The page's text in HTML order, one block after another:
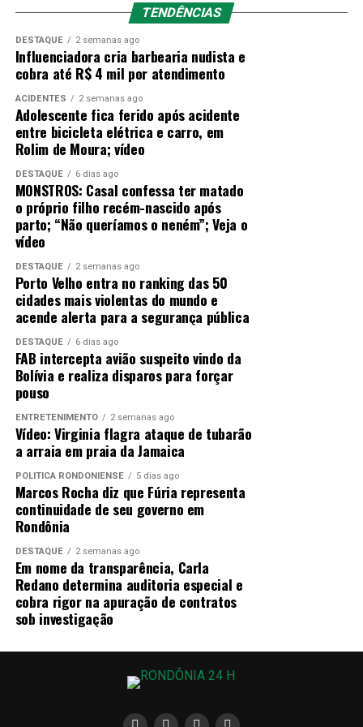
Fonte:Rondoniaovivo
RELATED TOPICS:
UP NEXT
Trump promete aumentar tarifas após decisão judicial e
anuncia nova política tarifária global
DON'T MISS
Acordo amplia vendas agrícolas aos EUA
10% para 15%, em resposta a uma decisão
Suprema Corte dos EUAque limitou parte de sua
autoridade tarifária.
Segundo o próprio Trump, a medida foi tomada
uma análise detalhada”
ele afirmou que a nova alíquota está dentro dos limites
legais permitidos por outra legislação comercial dos
Estados Unidos.
📌O que motivou a mudança
Na última sexta-feira, a Suprema Corte norte-americana
derrubou uma série de tarifas amplas impostas pelo
governo Trump, argumentando que o uso da lei de 1977
(International Emergency Economic Powers Act –
IEEPA), invocada inicialmente para justificar essas taxas,
ultrapassou a autoridade do presidente.
Em reação, Trump criticou a decisão
como “extraordinariamente anti-americana”
afirmou que continuará a adotar novas tarifas usando
outras bases legais, como a
Comércio de 1974, que permite taxas de até 15% sob
certas condições.
📊Como será a nova tarifa
A tarifa global de importação foi elevada
para15%, com efeito imediato — o nível máximo
permitido por essa legislação alternativa.
Trump afirmou que nas próximas semanas a
comercial conforme sua estratégia de
TENDÊNCIAS
DESTAQUE 2 semanas ago
Influenciadora cria barbearia nudista e
cobra até R$ 4 mil por atendimento
ACIDENTES 2 semanas ago
Adolescente fica ferido após acidente
entre bicicleta elétrica e carro, em
Rolim de Moura; vídeo
DESTAQUE 6 dias ago
MONSTROS: Casal confessa ter matado
o próprio filho recém-nascido após
parto; “Não queríamos o neném”; Veja o
vídeo
DESTAQUE 2 semanas ago
Porto Velho entra no ranking das 50
cidades mais violentas do mundo e
acende alerta para a segurança pública
DESTAQUE 6 dias ago
FAB intercepta avião suspeito vindo da
Bolívia e realiza disparos para forçar
pouso
ENTRETENIMENTO 2 semanas ago
Vídeo: Virginia flagra ataque de tubarão
a arraia em praia da Jamaica
POLÍTICA RONDONIENSE 5 dias ago
Marcos Rocha diz que Fúria representa
continuidade de seu governo em
Rondônia
DESTAQUE 2 semanas ago
Em nome da transparência, Carla
Redano determina auditoria especial e
cobra rigor na apuração de contratos
sob investigação